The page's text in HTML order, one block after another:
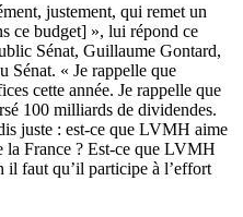
justement, qui remet un
ce budget] », lui répond ce
Sénat, Guillaume Gontard,
Sénat. « Je rappelle que
cette année. Je rappelle que
100 milliards de dividendes.
juste : est-ce que LVMH aime
la France ? Est-ce que LVMH
il faut qu’il participe à l’effort